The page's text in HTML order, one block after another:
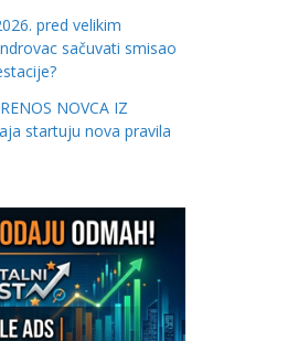
pred velikim
sačuvati smisao
NOVCA IZ
startuju nova pravila